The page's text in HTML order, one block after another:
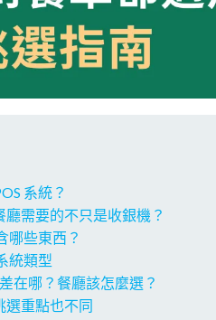
系統？
廳需要的不只是收銀機？
哪些東西？
統類型
在哪？餐廳該怎麼選？
選重點也不同